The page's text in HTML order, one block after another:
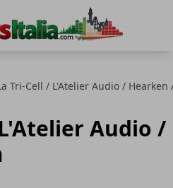
Tri-Cell / L'Atelier Audio / Hearken
Audio